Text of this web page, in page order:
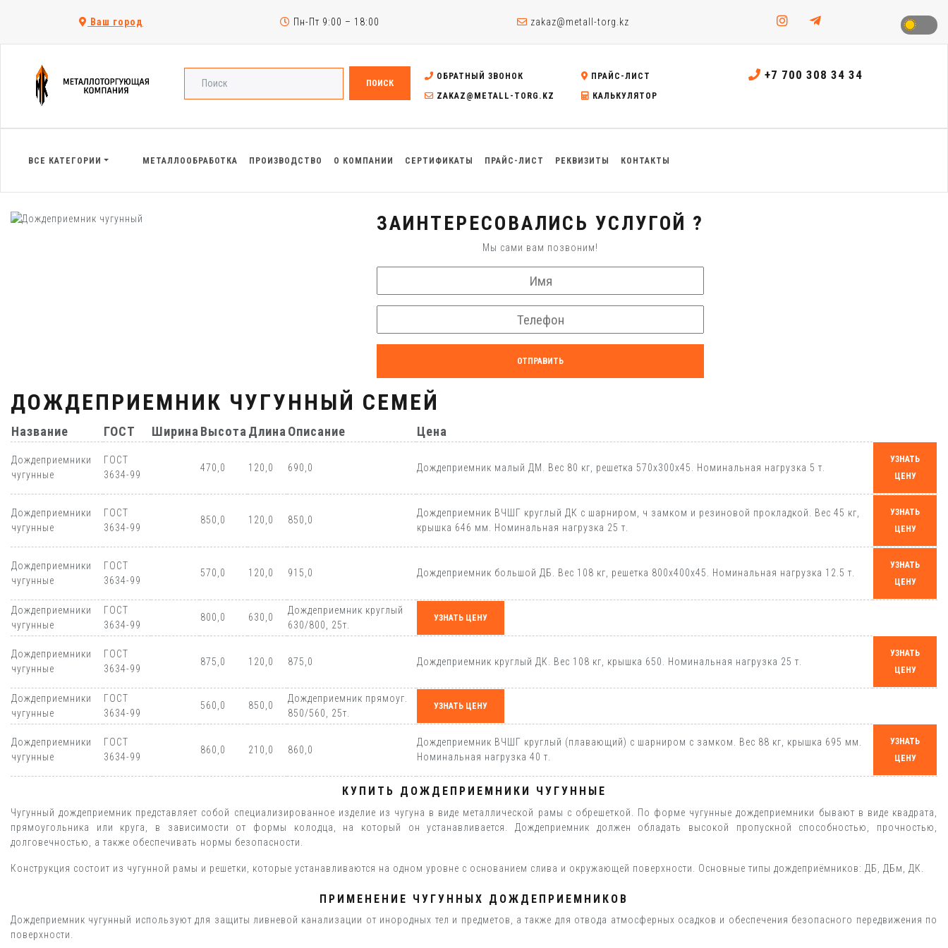
Ваш город Пн-Пт 9:00 – 18:00 zakaz@metall-torg.kz
ПОИСК
ОБРАТНЫЙ ЗВОНОК
ПРАЙС-ЛИСТ
ZAKAZ@METALL-TORG.KZ
КАЛЬКУЛЯТОР
+7 700 308 34 34
ВСЕ КАТЕГОРИИ МЕТАЛЛООБРАБОТКА ПРОИЗВОДСТВО О КОМПАНИИ СЕРТИФИКАТЫ ПРАЙС-ЛИСТ РЕКВИЗИТЫ КОНТАКТЫ
ЗАИНТЕРЕСОВАЛИСЬ УСЛУГОЙ ?
Мы сами вам позвоним!
ОТПРАВИТЬ
ДОЖДЕПРИЕМНИК ЧУГУННЫЙ СЕМЕЙ
Название ГОСТ ШиринаВысотаДлинаОписание Цена
Дождеприемники
чугунные
ГОСТ
3634-99
470,0 120,0 690,0 Дождеприемник малый ДМ. Вес 80 кг, решетка 570х300х45. Номинальная нагрузка 5 т.
УЗНАТЬ
ЦЕНУ
Дождеприемники
чугунные
ГОСТ
3634-99
850,0 120,0 850,0
Дождеприемник ВЧШГ круглый ДК с шарниром, ч замком и резиновой прокладкой. Вес 45 кг,
крышка 646 мм. Номинальная нагрузка 25 т.
УЗНАТЬ
ЦЕНУ
Дождеприемники
чугунные
ГОСТ
3634-99
570,0 120,0 915,0 Дождеприемник большой ДБ. Вес 108 кг, решетка 800х400х45. Номинальная нагрузка 12.5 т.
УЗНАТЬ
ЦЕНУ
Дождеприемники
чугунные
ГОСТ
3634-99
800,0 630,0
Дождеприемник круглый
630/800, 25т.
УЗНАТЬ ЦЕНУ
Дождеприемники
чугунные
ГОСТ
3634-99
875,0 120,0 875,0 Дождеприемник круглый ДК. Вес 108 кг, крышка 650. Номинальная нагрузка 25 т.
УЗНАТЬ
ЦЕНУ
Дождеприемники
чугунные
ГОСТ
3634-99
560,0 850,0
Дождеприемник прямоуг.
850/560, 25т.
УЗНАТЬ ЦЕНУ
Дождеприемники
чугунные
ГОСТ
3634-99
860,0 210,0 860,0
Дождеприемник ВЧШГ круглый (плавающий) с шарниром с замком. Вес 88 кг, крышка 695 мм.
Номинальная нагрузка 40 т.
УЗНАТЬ
ЦЕНУ
КУПИТЬ ДОЖДЕПРИЕМНИКИ ЧУГУННЫЕ
Чугунный дождеприемник представляет собой специализированное изделие из чугуна в виде металлической рамы с обрешеткой. По форме чугунные дождеприемники бывают в виде квадрата,
прямоугольника или круга, в зависимости от формы колодца, на который он устанавливается. Дождеприемник должен обладать высокой пропускной способностью, прочностью,
долговечностью, а также обеспечивать нормы безопасности.
Конструкция состоит из чугунной рамы и решетки, которые устанавливаются на одном уровне с основанием слива и окружающей поверхности. Основные типы дождеприёмников: ДБ, ДБм, ДК.
ПРИМЕНЕНИЕ ЧУГУННЫХ ДОЖДЕПРИЕМНИКОВ
Дождеприемник чугунный используют для защиты ливневой канализации от инородных тел и предметов, а также для отвода атмосферных осадков и обеспечения безопасного передвижения по
поверхности.